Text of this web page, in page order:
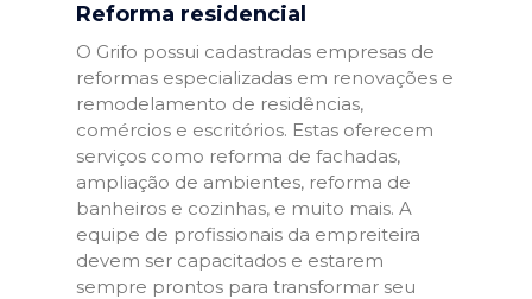
Reforma residencial
O Grifo possui cadastradas empresas de
reformas especializadas em renovações e
remodelamento de residências,
comércios e escritórios. Estas oferecem
serviços como reforma de fachadas,
ampliação de ambientes, reforma de
banheiros e cozinhas, e muito mais. A
equipe de profissionais da empreiteira
devem ser capacitados e estarem
sempre prontos para transformar seu